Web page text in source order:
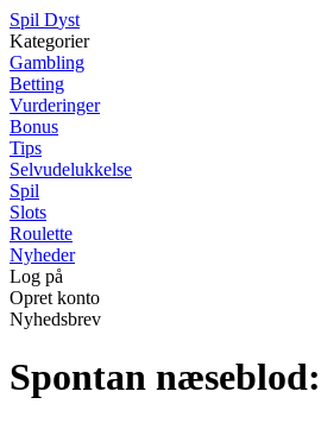
Spil Dyst
Kategorier
Gambling
Betting
Vurderinger
Bonus
Tips
Selvudelukkelse
Spil
Slots
Roulette
Nyheder
Log på
Opret konto
Nyhedsbrev
Spontan